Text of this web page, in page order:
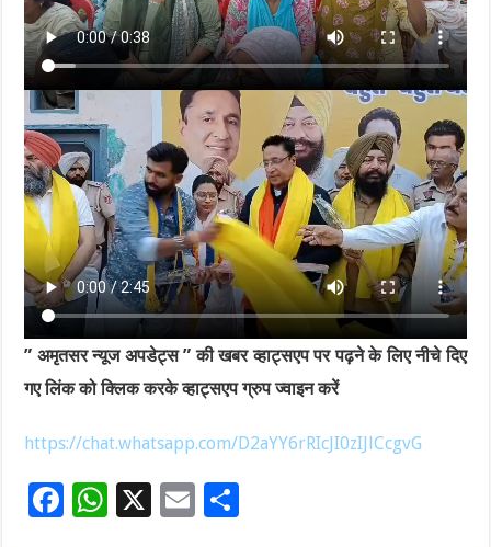
” अमृतसर न्यूज अपडेट्स ” की खबर व्हाट्सएप पर पढ़ने के लिए नीचे दिए
गए लिंक को क्लिक करके व्हाट्सएप ग्रुप ज्वाइन करें
https://chat.whatsapp.com/D2aYY6rRIcJI0zIJlCcgvG
F
W X
E